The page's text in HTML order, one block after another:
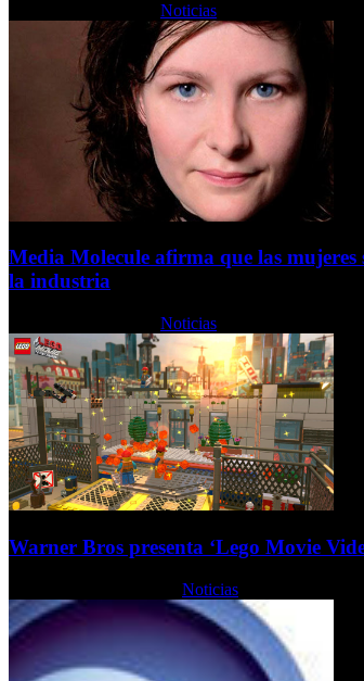
Noticias
Media Molecule afirma que las
la industria
Noticias
Warner Bros presenta ‘Lego Movie
Noticias